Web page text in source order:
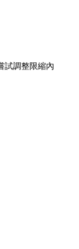
試調整限縮內